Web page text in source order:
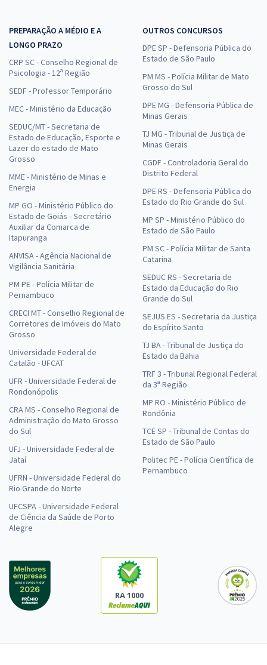
PREPARAÇÃO A MÉDIO E A
LONGO PRAZO
CRP SC - Conselho Regional de
Psicologia - 12ª Região
SEDF - Professor Temporário
MEC - Ministério da Educação
SEDUC/MT - Secretaria de
Estado de Educação, Esporte e
Lazer do estado de Mato
Grosso
MME - Ministério de Minas e
Energia
MP GO - Ministério Público do
Estado de Goiás - Secretário
Auxiliar da Comarca de
Itapuranga
ANVISA - Agência Nacional de
Vigilância Sanitária
PM PE - Polícia Militar de
Pernambuco
CRECI MT - Conselho Regional de
Corretores de Imóveis do Mato
Grosso
Universidade Federal de
Catalão - UFCAT
UFR - Universidade Federal de
Rondonópolis
CRA MS - Conselho Regional de
Administração do Mato Grosso
do Sul
UFJ - Universidade Federal de
Jataí
UFRN - Universidade Federal do
Rio Grande do Norte
UFCSPA - Universidade Federal
de Ciência da Saúde de Porto
Alegre
OUTROS CONCURSOS
DPE SP - Defensoria Pública do
Estado de São Paulo
PM MS - Polícia Militar de Mato
Grosso do Sul
DPE MG - Defensoria Pública de
Minas Gerais
TJ MG - Tribunal de Justiça de
Minas Gerais
CGDF - Controladoria Geral do
Distrito Federal
DPE RS - Defensoria Pública do
Estado do Rio Grande do Sul
MP SP - Ministério Público do
Estado de São Paulo
PM SC - Polícia Militar de Santa
Catarina
SEDUC RS - Secretaria de
Estado da Educação do Rio
Grande do Sul
SEJUS ES - Secretaria da Justiça
do Espírito Santo
TJ BA - Tribunal de Justiça do
Estado da Bahia
TRF 3 - Tribunal Regional Federal
da 3ª Região
MP RO - Ministério Público de
Rondônia
TCE SP - Tribunal de Contas do
Estado de São Paulo
Politec PE - Polícia Científica de
Pernambuco
RA 1000